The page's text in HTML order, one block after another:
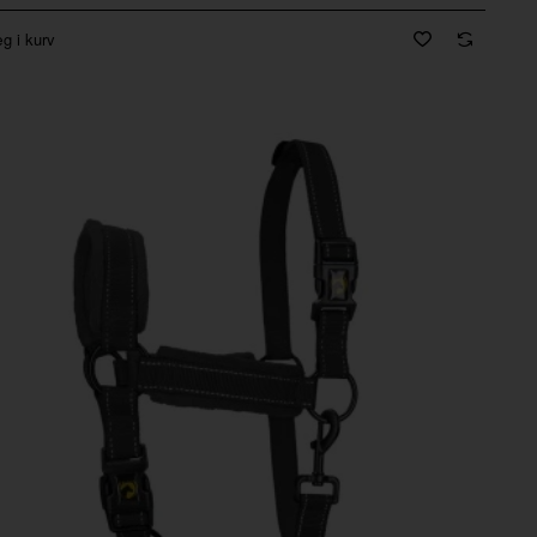
i kurv